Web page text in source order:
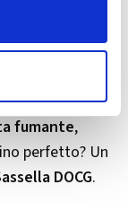
momento del
fumante,
perfetto? Un
DOCG.